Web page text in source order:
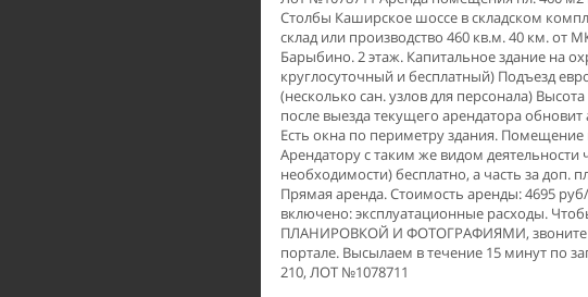
Столбы Каширское шоссе в складском
склад или производство 460 кв.м. 40 км. от
Барыбино. 2 этаж. Капитальное здание на
круглосуточный и бесплатный) Подъезд
(несколько сан. узлов для персонала)
после выезда текущего арендатора
Есть окна по периметру здания.
Арендатору с таким же видом деятельности
необходимости) бесплатно, а часть за
Прямая аренда. Стоимость аренды: 4695
включено: эксплуатационные расходы.
ПЛАНИРОВКОЙ И ФОТОГРАФИЯМИ, звоните
портале. Высылаем в течение 15 минут по
210, ЛОТ №1078711